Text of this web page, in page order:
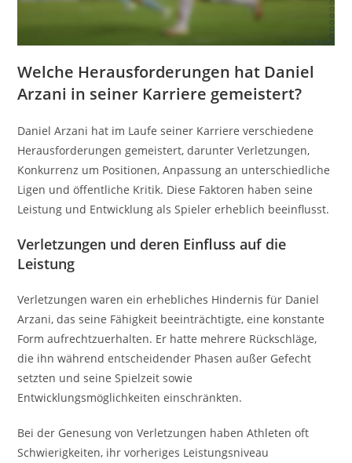
Welche Herausforderungen hat Daniel
Arzani in seiner Karriere gemeistert?
Daniel Arzani hat im Laufe seiner Karriere verschiedene
Herausforderungen gemeistert, darunter Verletzungen,
Konkurrenz um Positionen, Anpassung an unterschiedliche
Ligen und öffentliche Kritik. Diese Faktoren haben seine
Leistung und Entwicklung als Spieler erheblich beeinflusst.
Verletzungen und deren Einfluss auf die
Leistung
Verletzungen waren ein erhebliches Hindernis für Daniel
Arzani, das seine Fähigkeit beeinträchtigte, eine konstante
Form aufrechtzuerhalten. Er hatte mehrere Rückschläge,
die ihn während entscheidender Phasen außer Gefecht
setzten und seine Spielzeit sowie
Entwicklungsmöglichkeiten einschränkten.
Bei der Genesung von Verletzungen haben Athleten oft
Schwierigkeiten, ihr vorheriges Leistungsniveau